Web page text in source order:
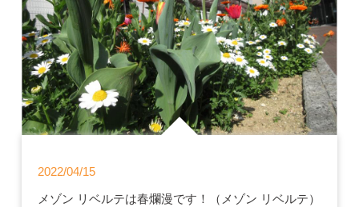
2022/04/15
メゾン リベルテは春爛漫です！（メゾン リベルテ）